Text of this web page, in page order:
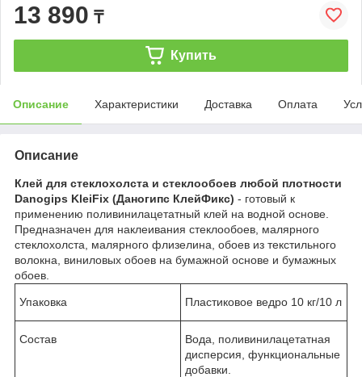
13 890 ₸
Купить
Описание Характеристики Доставка Оплата
Описание
Клей для стеклохолста и стеклообоев любой плотности
Danogips KleiFix (Даногипс КлейФикс) - готовый к
применению поливинилацетатный клей на водной основе.
Предназначен для наклеивания стеклообоев, малярного
стеклохолста, малярного флизелина, обоев из текстильного
волокна, виниловых обоев на бумажной основе и бумажных
обоев.
Упаковка Пластиковое ведро 10 кг/10 л
Состав
Вода, поливинилацетатная
дисперсия, функциональные
добавки.